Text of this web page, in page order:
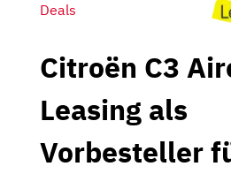
Deals
Citroën C3
Leasing als
Vorbesteller